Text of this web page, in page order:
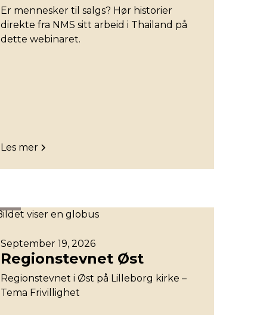
Er mennesker til salgs? Hør historier
direkte fra NMS sitt arbeid i Thailand på
dette webinaret.
Les mer
September 19, 2026
Regionstevnet Øst
Regionstevnet i Øst på Lilleborg kirke –
Tema Frivillighet